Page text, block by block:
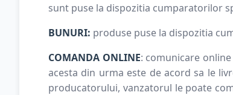
sunt puse la dispozitia cumparatorilor
BUNURI: produse puse la dispozitia
COMANDA ONLINE: comunicare
acesta din urma este de acord sa le
producatorului, vanzatorul le poate